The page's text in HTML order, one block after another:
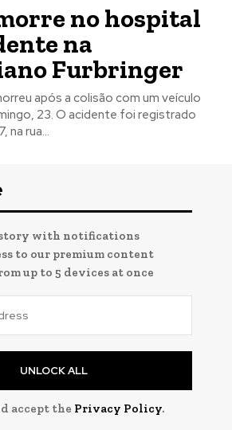
no hospital
na
Furbringer
após a colisão com um veículo
23. O acidente foi registrado
na rua...
story with notifications
to our premium content
up to 5 devices at once
UNLOCK ALL
accept the Privacy Policy.